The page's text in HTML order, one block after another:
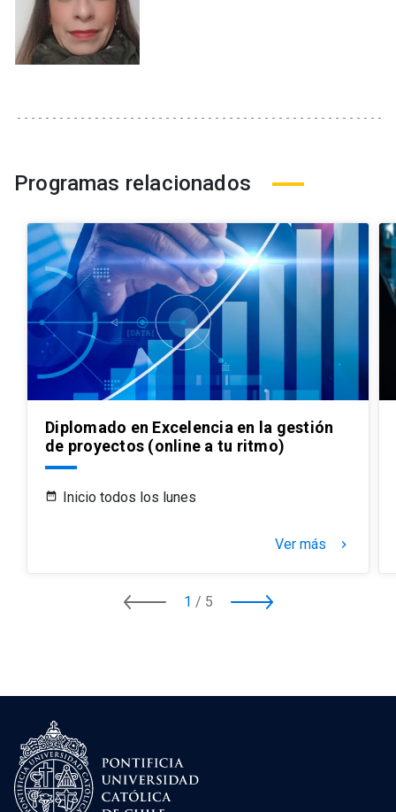
Programas relacionados
Diplomado en Excelencia en la gestión
de proyectos (online a tu ritmo)
Inicio todos los lunes
Ver más keyboard_arrow_right
1 / 5